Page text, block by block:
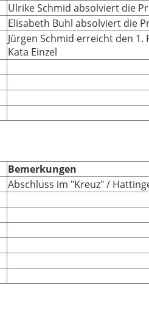
Ulrike Schmid absolviert die
Elisabeth Buhl absolviert die
Jürgen Schmid erreicht den 1.
Kata Einzel
Bemerkungen
Abschluss im "Kreuz" /